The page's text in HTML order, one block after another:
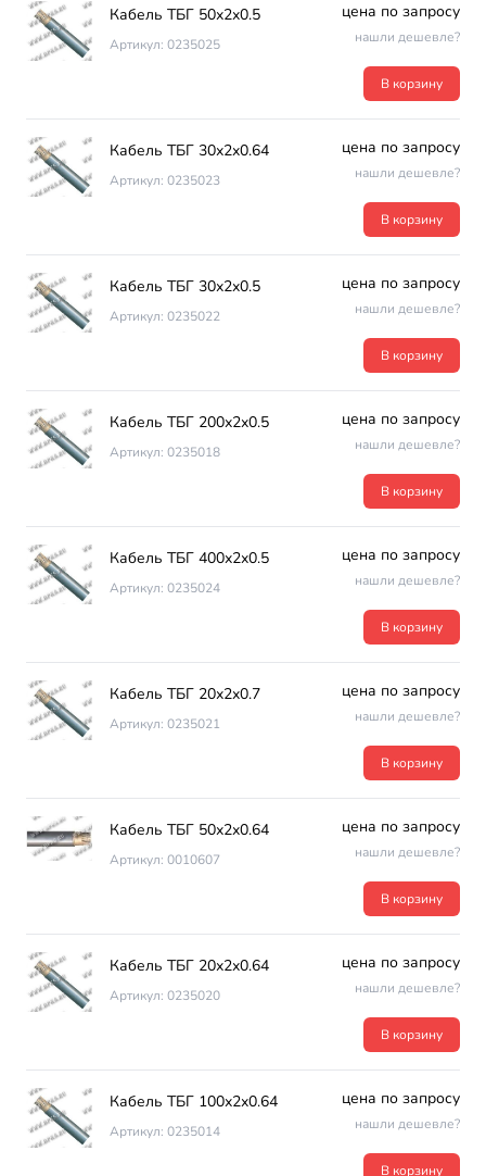
Кабель ТБГ 50х2х0.5
Артикул: 0235025
цена по запросу
нашли дешевле?
В корзину
Кабель ТБГ 30х2х0.64
Артикул: 0235023
цена по запросу
нашли дешевле?
В корзину
Кабель ТБГ 30х2х0.5
Артикул: 0235022
цена по запросу
нашли дешевле?
В корзину
Кабель ТБГ 200х2х0.5
Артикул: 0235018
цена по запросу
нашли дешевле?
В корзину
Кабель ТБГ 400х2х0.5
Артикул: 0235024
цена по запросу
нашли дешевле?
В корзину
Кабель ТБГ 20х2х0.7
Артикул: 0235021
цена по запросу
нашли дешевле?
В корзину
Кабель ТБГ 50х2х0.64
Артикул: 0010607
цена по запросу
нашли дешевле?
В корзину
Кабель ТБГ 20х2х0.64
Артикул: 0235020
цена по запросу
нашли дешевле?
В корзину
Кабель ТБГ 100х2х0.64
Артикул: 0235014
цена по запросу
нашли дешевле?
В корзину